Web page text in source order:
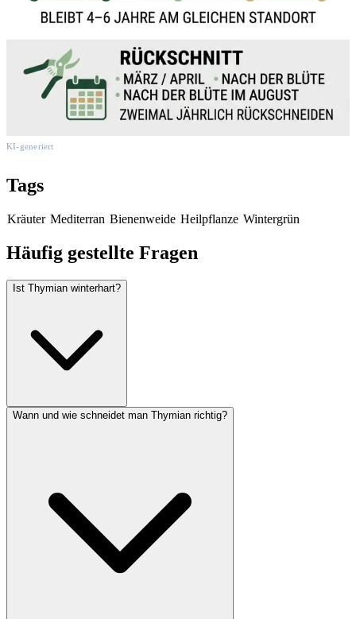
KI-generiert
Tags
Kräuter Mediterran Bienenweide Heilpflanze Wintergrün
Häufig gestellte Fragen
Ist Thymian winterhart?
Wann und wie schneidet man Thymian richtig?